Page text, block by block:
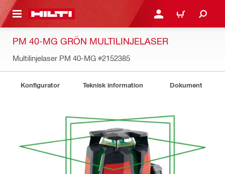
GÅ TILL HUVUDSIDAN LOGGA IN ELLER
VARUKORG
PM 40-MG GRÖN MULTILINJELASER
Multilinjelaser PM 40-MG #2152385
Konfigurator Teknisk information Dokument